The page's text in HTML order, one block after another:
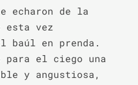
echaron de la
esta vez
baúl en prenda.
para el ciego una
y angustiosa,